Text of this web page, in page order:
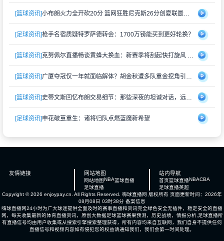
[篮球资讯] 小布朗火力全开砍20分 篮网狂胜尼克斯26分创夏联最大分差
[足球资讯]枪手名宿质疑特罗萨德转会：1700万镑能买到更好轮换？
[篮球资讯] 克努佩尔直播畅谈黄蜂大换血：新赛季将刮起快打旋风 射手群蓄势待发
[篮球资讯] 广厦夺冠仅一年就面临解体？胡金秋遭多队重金挖角引猜测
[篮球资讯] 史蒂文斯回忆布朗交易细节：那些深夜的坦诚对话，远比想象中复杂
[足球资讯]申花破茧重生：诸将归队点燃蓝魔新希望
友情链接 网站地图
网站地图 NBA篮球直播
足球直播
站内导航
首页篮球直播NBACBA
足球直播英超
Copyright © 2026 enjoypay.cn. All Rights Reserved. 嗨球直播网 版权所有 页面更新时间：2026年
08月08日 03时38分 备案信息
嗨球直播网24小时为广大球迷提供全面及时的赛事直播和资讯完全绿色安全无插件，稳定安全的直播
网，每天收集最新的体育直播资讯，原创大数据足球篮球赛果预测，历史战绩，情报分析,足球直播所
有直播信号均由用户收集或从搜索引擎搜索整理获得，所有内容均来自互联网，我们自身不提供任何
直播信号和视频内容如有侵犯您的权益请通知我们，我们会第一时间处理。